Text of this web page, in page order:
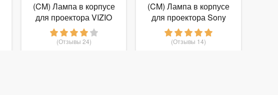
(CM) Лампа в корпусе
для проектора VIZIO
RP56
(Отзывы 24)
(CM) Лампа в корпусе
для проектора Sony
KDS-70Q006/KDS-
70Q006U
(Отзывы 14)